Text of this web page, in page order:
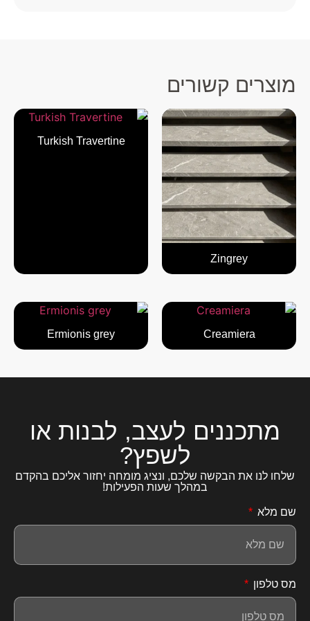
מוצרים קשורים
Zingrey
Turkish Travertine
Creamiera
Ermionis grey
מתכננים לעצב, לבנות או
לשפץ?
שלחו לנו את הבקשה שלכם, ונציג מומחה יחזור אליכם בהקדם
במהלך שעות הפעילות!
שם מלא
מס טלפון